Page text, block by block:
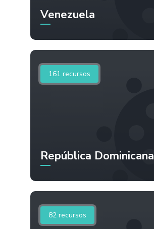
Venezuela
161 recursos
República Dominicana
82 recursos